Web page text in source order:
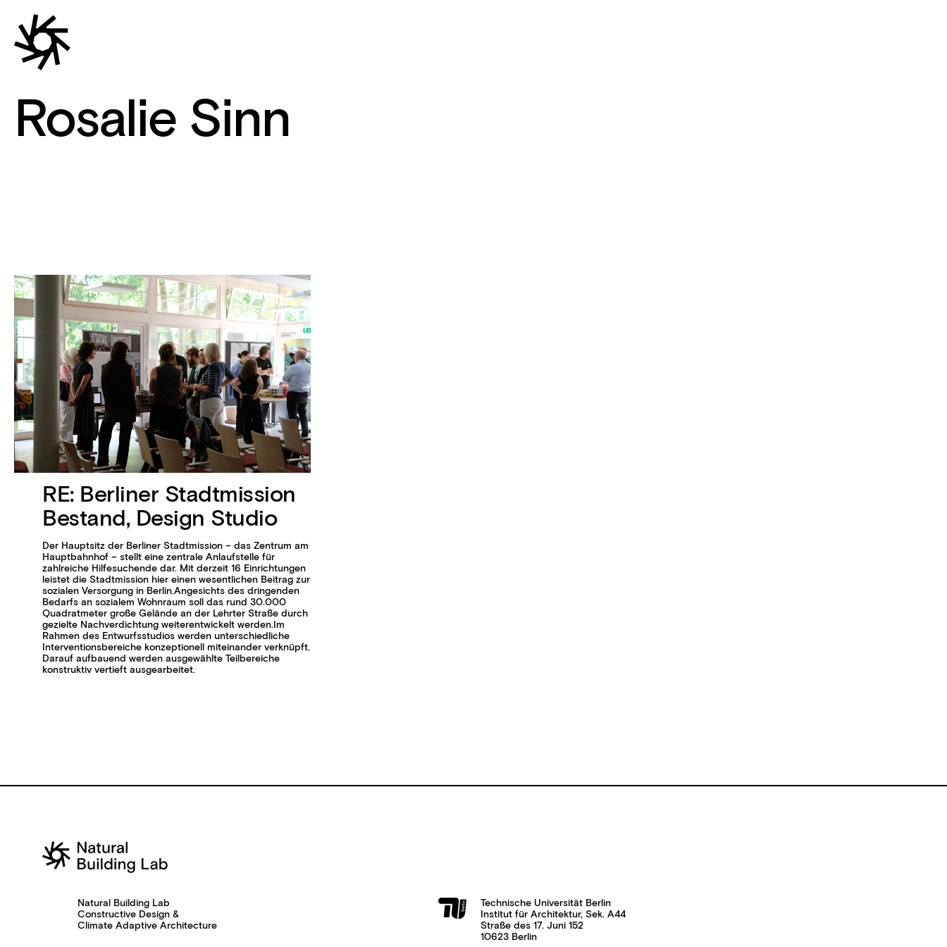
Rosalie Sinn
RE: Berliner Stadtmission
Bestand, Design Studio
Der Hauptsitz der Berliner Stadtmission – das Zentrum am
Hauptbahnhof – stellt eine zentrale Anlaufstelle für
zahlreiche Hilfesuchende dar. Mit derzeit 16 Einrichtungen
leistet die Stadtmission hier einen wesentlichen Beitrag zur
sozialen Versorgung in Berlin.Angesichts des dringenden
Bedarfs an sozialem Wohnraum soll das rund 30.000
Quadratmeter große Gelände an der Lehrter Straße durch
gezielte Nachverdichtung weiterentwickelt werden.Im
Rahmen des Entwurfsstudios werden unterschiedliche
Interventionsbereiche konzeptionell miteinander verknüpft.
Darauf aufbauend werden ausgewählte Teilbereiche
konstruktiv vertieft ausgearbeitet.
Natural Building Lab
Constructive Design &
Climate Adaptive Architecture
Technische Universität Berlin
Institut für Architektur, Sek. A44
Straße des 17. Juni 152
10623 Berlin